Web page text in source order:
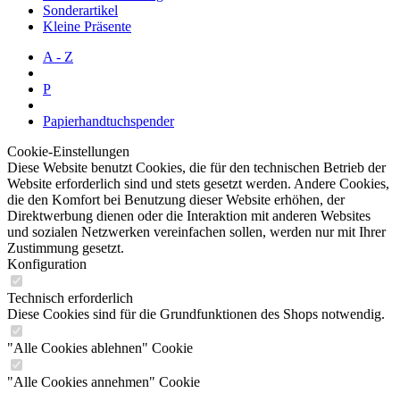
Sonderartikel
Kleine Präsente
A - Z
P
Papierhandtuchspender
Cookie-Einstellungen
Diese Website benutzt Cookies, die für den technischen Betrieb der
Website erforderlich sind und stets gesetzt werden. Andere Cookies,
die den Komfort bei Benutzung dieser Website erhöhen, der
Direktwerbung dienen oder die Interaktion mit anderen Websites
und sozialen Netzwerken vereinfachen sollen, werden nur mit Ihrer
Zustimmung gesetzt.
Konfiguration
Technisch erforderlich
Diese Cookies sind für die Grundfunktionen des Shops notwendig.
"Alle Cookies ablehnen" Cookie
"Alle Cookies annehmen" Cookie